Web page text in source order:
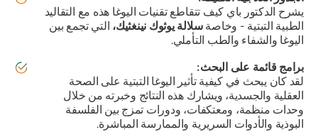
يشرح الدكتور باي كيف تتقاطع تقنيات اليوغا هذه مع التقاليد
الطبية التبتية - وخاصةسلالة يوثوك نينغثيك،التي تجمع بين
اليوغا والشفاء والطب التأملي.
برامج قائمة على البحث:
لقد كان يبحث في كيفية تأثير اليوغا التبتية على الصحة
العقلية والجسدية، ويشارك هذه النتائج وخبرته من خلال
وحدات منظمة، ومعتكفات، ودورات تمزج بين الفلسفة
البوذية والأدوات السريرية والممارسة المباشرة.